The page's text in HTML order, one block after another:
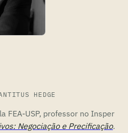
HEDGE
FEA-USP, professor no Insper
Negociação e Precificação.